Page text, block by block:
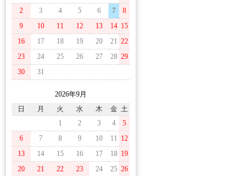
2
3 4 5 6 7
8
9
10 11 12 13 14 15
16
17 18 19 20 21 22
23
24 25 26 27 28 29
30
31
2026年9月
日
月 火 水 木 金 土
1
2 3 4
5
6
7 8 9 10 11 12
13
14 15 16 17 18 19
20
21 22 23 24 25 26